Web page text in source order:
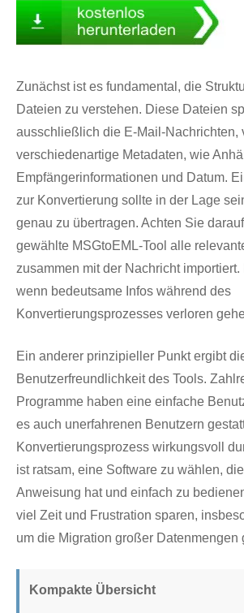
Zunächst ist es fundamental, die
Dateien zu verstehen. Diese Dateien
ausschließlich die E-Mail-Nachrichten,
verschiedenartige Metadaten, wie
Empfängerinformationen und Datum.
zur Konvertierung sollte in der Lage
genau zu übertragen. Achten Sie
gewählte MSGtoEML-Tool alle
zusammen mit der Nachricht
wenn bedeutsame Infos während des
Konvertierungsprozesses verloren
Ein anderer prinzipieller Punkt ergibt
Benutzerfreundlichkeit des Tools.
Programme haben eine einfache
es auch unerfahrenen Benutzern
Konvertierungsprozess wirkungsvoll
ist ratsam, eine Software zu wählen,
Anweisung hat und einfach zu
viel Zeit und Frustration sparen,
um die Migration großer Datenmengen
Kompakte Übersicht